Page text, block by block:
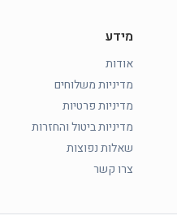
מידע
אודות
מדיניות משלוחים
מדיניות פרטיות
מדיניות ביטול והחזרות
שאלות נפוצות
צרו קשר